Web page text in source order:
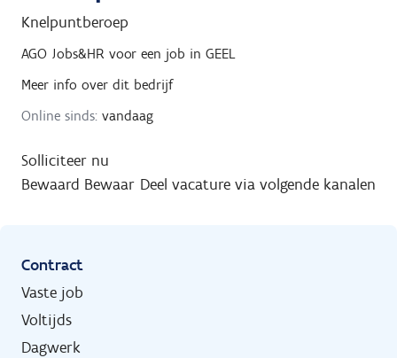
Knelpuntberoep
AGO Jobs&HR voor een job in GEEL
Meer info over dit bedrijf
Online sinds: vandaag
Solliciteer nu
Bewaard Bewaar Deel vacature via volgende kanalen
Contract
Vaste job
Voltijds
Dagwerk